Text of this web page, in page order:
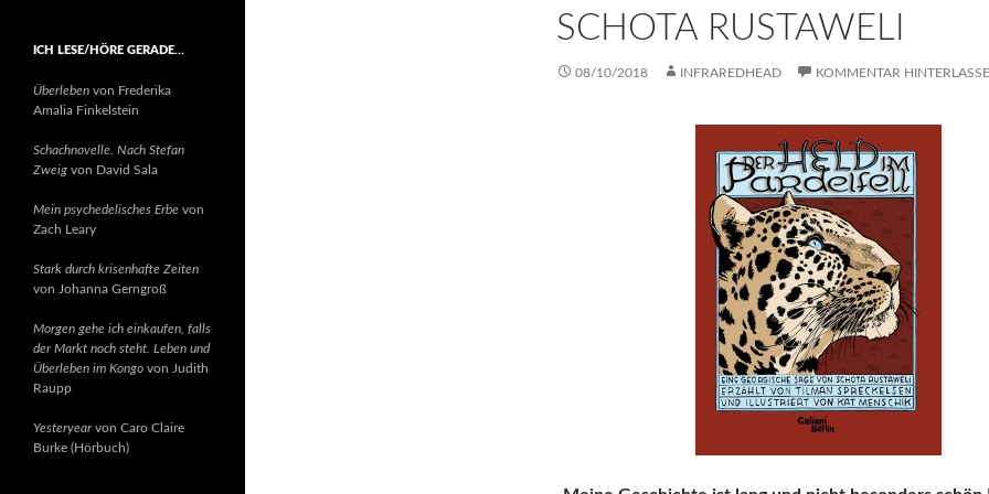
SCHOTA RUSTAWELI
08/10/2018 INFRAREDHEAD KOMMENTAR
ICH LESE/HÖRE GERADE…
Überleben von Frederika
Amalia Finkelstein
Schachnovelle. Nach Stefan
Zweig von David Sala
Mein psychedelisches Erbe von
Zach Leary
Stark durch krisenhafte Zeiten
von Johanna Gerngroß
Morgen gehe ich einkaufen, falls
der Markt noch steht. Leben und
Überleben im Kongo von Judith
Raupp
Yesteryearvon Caro Claire
Burke (Hörbuch)